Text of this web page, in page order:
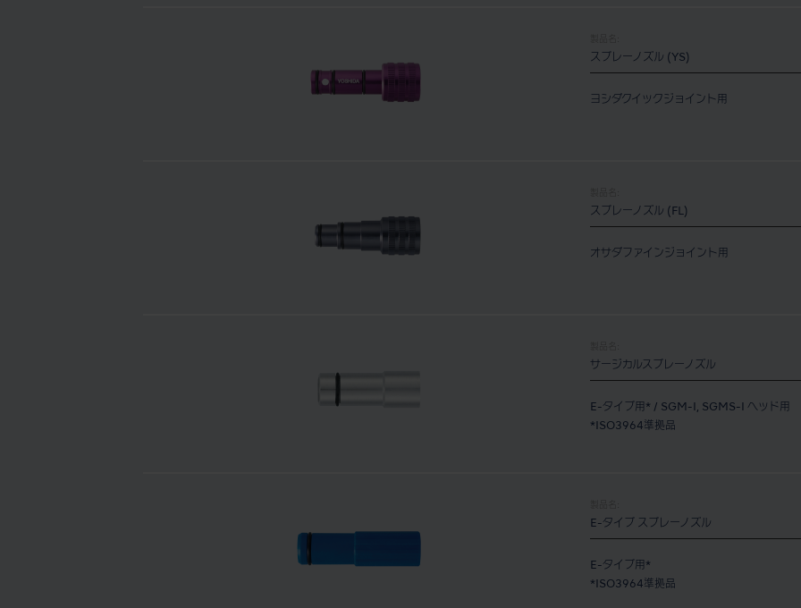
スプレーノズル (YS)
ヨシダクイックジョイント用
スプレーノズル (FL)
オサダファインジョイント用
サージカルスプレーノズル
E-タイプ用* / SGM-I, SGMS-I ヘッド用
*ISO3964準拠品
E-タイプ スプレーノズル
E-タイプ用*
*ISO3964準拠品